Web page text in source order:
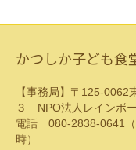
かつしか子ども食
【事務局】〒125-0062
３ NPO法人レインボ
電話 080-2838-0641（
時）